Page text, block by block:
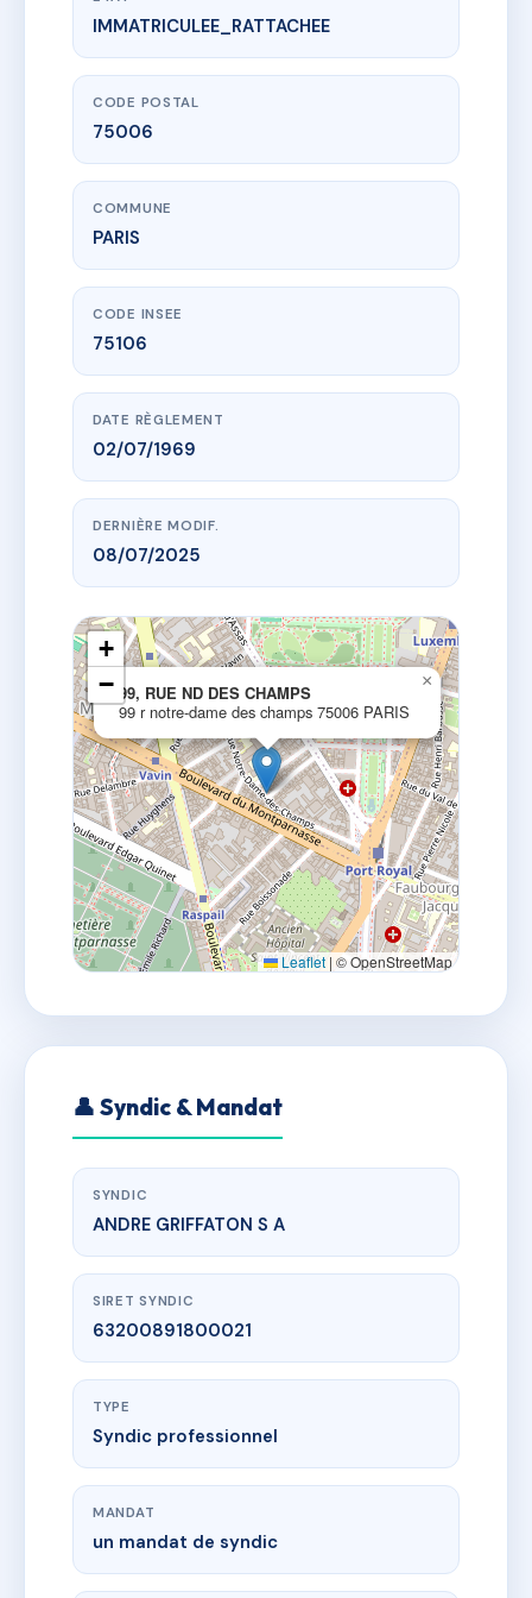
www.vme.plus/AC6733687
99, RUE ND DES CHAMPS
99 r notre-dame des champs
IMMATRICULEE_RATTACHEE
CODE POSTAL
75006
COMMUNE
PARIS
CODE INSEE
75106
DATE RÈGLEMENT
02/07/1969
DERNIÈRE MODIF.
08/07/2025
99, RUE ND DES CHAMPS
99 r notre-dame des champs 75006 PARIS
×
+
−
Leaflet | © OpenStreetMap
👤 Syndic & Mandat
SYNDIC
ANDRE GRIFFATON S A
SIRET SYNDIC
63200891800021
TYPE
Syndic professionnel
MANDAT
un mandat de syndic